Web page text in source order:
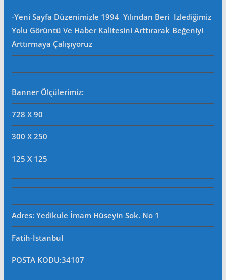
-Yeni Sayfa Düzenimizle 1994 Yılından Beri Izlediğimiz
Yolu Görüntü Ve Haber Kalitesini Arttırarak Beğeniyi
Arttırmaya Çalışıyoruz
Banner Ölçülerimiz:
728 X 90
300 X 250
125 X 125
Adres: Yedikule İmam Hüseyin Sok. No 1
Fatih-İstanbul
POSTA KODU:34107